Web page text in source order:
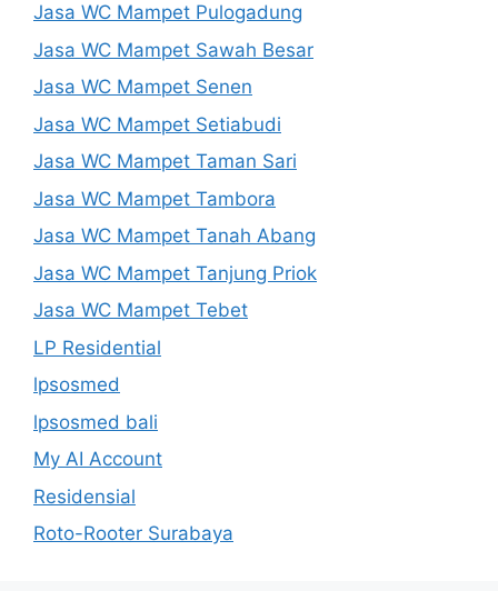
Jasa WC Mampet Pulogadung
Jasa WC Mampet Sawah Besar
Jasa WC Mampet Senen
Jasa WC Mampet Setiabudi
Jasa WC Mampet Taman Sari
Jasa WC Mampet Tambora
Jasa WC Mampet Tanah Abang
Jasa WC Mampet Tanjung Priok
Jasa WC Mampet Tebet
LP Residential
lpsosmed
lpsosmed bali
My AI Account
Residensial
Roto-Rooter Surabaya